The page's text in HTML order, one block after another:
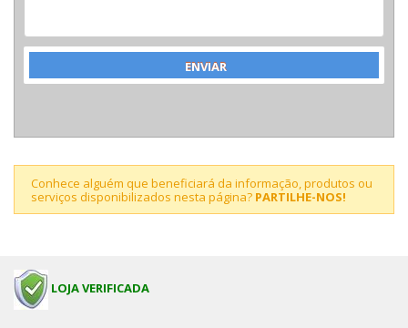
Conhece alguém que beneficiará da informação, produtos ou
serviços disponibilizados nesta página? PARTILHE-NOS!
LOJA VERIFICADA